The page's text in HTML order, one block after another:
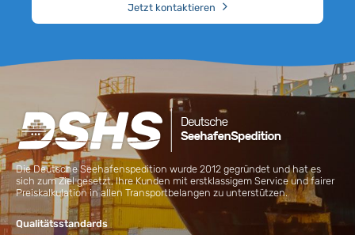
Jetzt kontaktieren
Die Deutsche Seehafenspedition wurde 2012 gegründet und hat es
sich zum Ziel gesetzt, Ihre Kunden mit erstklassigem Service und fairer
Preiskalkulation in allen Transportbelangen zu unterstützen.
Qualitätsstandards